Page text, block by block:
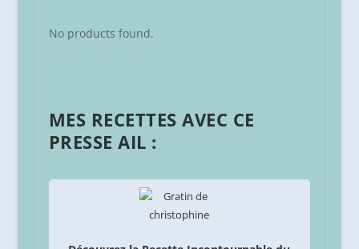
No products found.
MES RECETTES AVEC CE
PRESSE AIL :